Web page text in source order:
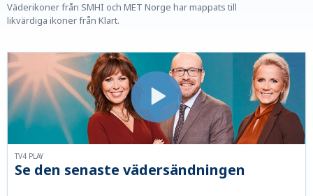
Väderikoner från SMHI och MET Norge har mappats till
likvärdiga ikoner från Klart.
Se den senaste vädersändningen
TV4 PLAY